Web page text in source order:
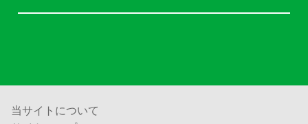
当サイトについて